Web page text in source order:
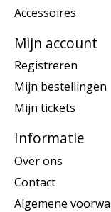
Accessoires
Mijn account
Registreren
Mijn bestellingen
Mijn tickets
Informatie
Over ons
Contact
Algemene